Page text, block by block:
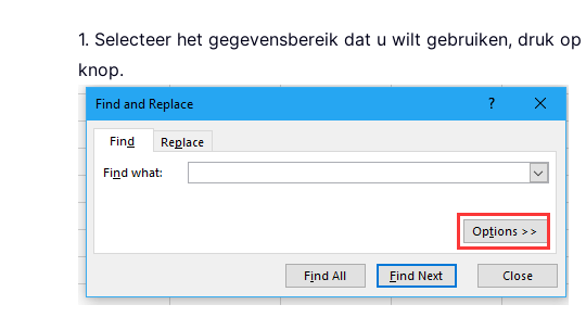
1. Selecteer het gegevensbereik dat u wilt gebruiken, druk op
knop.